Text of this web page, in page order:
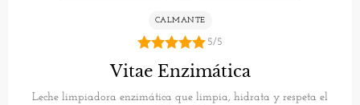
CALMANTE
5.00
de 5
5/5
Vitae Enzimática
Leche limpiadora enzimática que limpia, hidrata y respeta el